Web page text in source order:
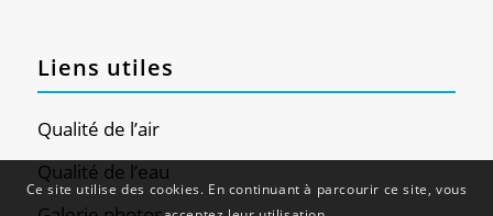
Liens utiles
Qualité de l’air
Qualité de l’eau
Ce site utilise des cookies. En continuant à parcourir ce site, vous